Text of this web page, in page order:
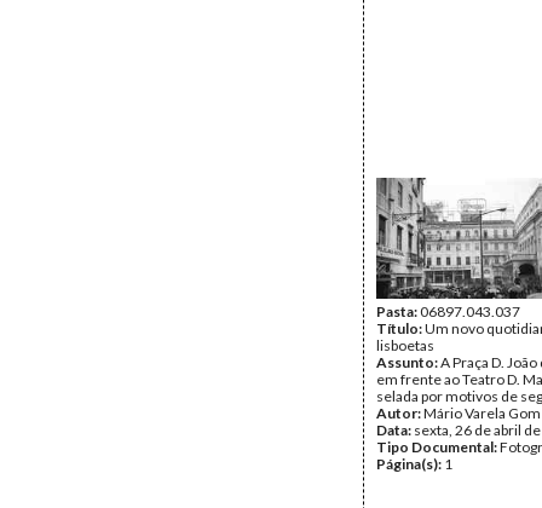
Pasta:06897.043.037
Título:Um novo
lisboetas
Assunto:A Praça D.
em frente ao Teatro D.
selada por motivos de
Autor:Mário Varela
Data: sexta, 26 de abril
Tipo Documental:
Página(s): 1